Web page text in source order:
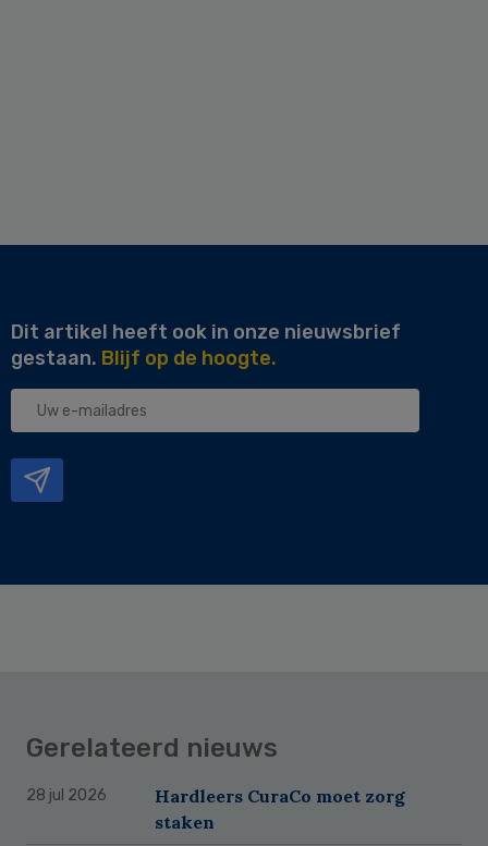
Dit artikel heeft ook in onze nieuwsbrief
gestaan. Blijf op de hoogte.
Uw
Gerelateerd nieuws
28 jul 2026
Hardleers CuraCo moet zorg
staken